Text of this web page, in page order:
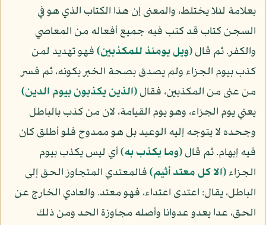
بعلامة لئلا يختلط، والمعنى إن هذا الكتاب الذي هو في
السجن كتاب قد كتب فيه جميع أفعاله من المعاصي
والكفر. ثم قال(ويل يومئذ للمكذبين)فهو تهديد لمن
كذب بيوم الجزاء ولم يصدق بصحة الخبر بكونه، ثم فسر
من عنى من المكذبين، فقال(الذين يكذبون بيوم الدين)
يعني يوم الجزاء، وهو يوم القيامة، لان من كذب بالباطل
وجحده لا يتوجه إليه الوعيد بل هو ممدوح فلو أطلق كان
فيه إبهام. ثم قال(وما يكذب به)أي ليس يكذب بيوم
الجزاء(الا كل معتد أثيم)فالمعتدي المتجاوز الحق إلى
الباطل، يقال: اعتدى اعتداء، فهو معتد. والعادي الخارج عن
الحق، عدا يعدو عدوانا وأصله مجاوزة الحد ومن ذلك